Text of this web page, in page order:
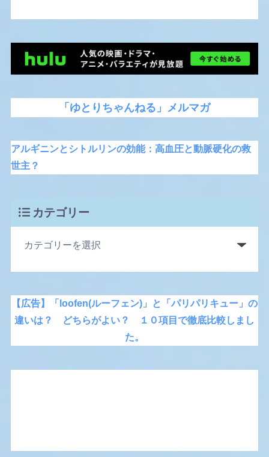
「ゆとりちゃんねる」メルマガ
アルギニンとシトルリンの効能：高血圧と動脈硬化の救
世主？
カテゴリー
【広告】「loofen(ルーフェン)」と「パリパリキュー」の
違いは？ どちらがよい？ １０項目で徹底比較しまし
た。